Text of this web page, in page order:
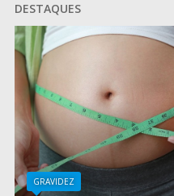
DESTAQUES
GRAVIDEZ